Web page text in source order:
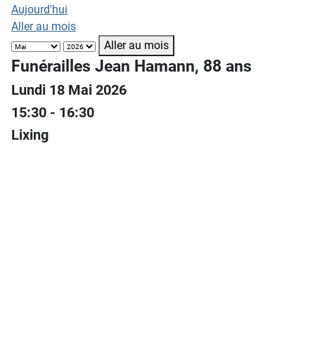
Aujourd'hui
Aller au mois
Aller au mois
Funérailles Jean Hamann, 88 ans
Lundi 18 Mai 2026
15:30 - 16:30
Lixing